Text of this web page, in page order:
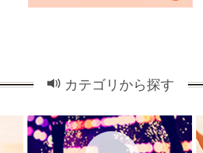
の時間を約束してくれます。至れり尽く
カテゴリから探す